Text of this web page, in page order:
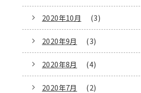
2020年10月 (3)
2020年9月 (3)
2020年8月 (4)
2020年7月 (2)